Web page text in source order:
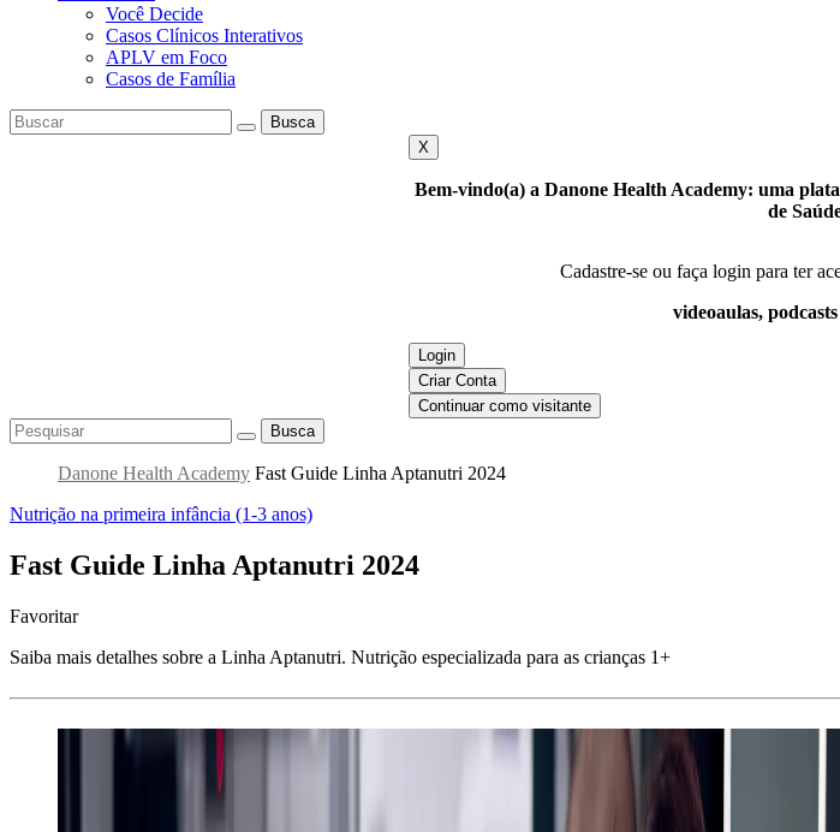
Você Decide
Casos Clínicos Interativos
APLV em Foco
Casos de Família
Busca
X
Bem-vindo(a) a Danone Health Academy: uma
de
Cadastre-se ou faça login para ter
videoaulas, podcasts
Login
Criar Conta
Continuar como visitante
Busca
Danone Health Academy Fast Guide Linha Aptanutri 2024
Nutrição na primeira infância (1-3 anos)
Fast Guide Linha Aptanutri 2024
Favoritar
Saiba mais detalhes sobre a Linha Aptanutri. Nutrição especializada para as crianças 1+